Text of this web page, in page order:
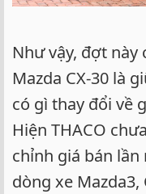
Như vậy, đợt này
Mazda CX-30 là
có gì thay đổi về
Hiện THACO
chỉnh giá bán lần
dòng xe Mazda3,